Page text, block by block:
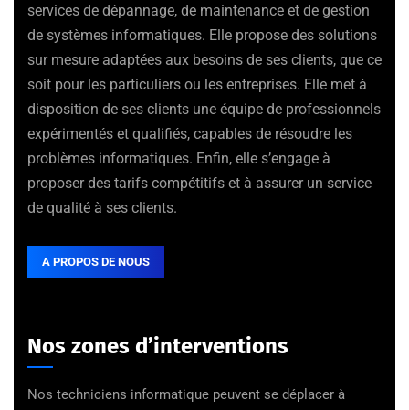
services de dépannage, de maintenance et de gestion
de systèmes informatiques. Elle propose des solutions
sur mesure adaptées aux besoins de ses clients, que ce
soit pour les particuliers ou les entreprises. Elle met à
disposition de ses clients une équipe de professionnels
expérimentés et qualifiés, capables de résoudre les
problèmes informatiques. Enfin, elle s’engage à
proposer des tarifs compétitifs et à assurer un service
de qualité à ses clients.
A PROPOS DE NOUS
Nos zones d’interventions
Nos techniciens informatique peuvent se déplacer à